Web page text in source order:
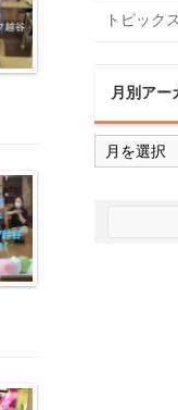
トピック
月別アー